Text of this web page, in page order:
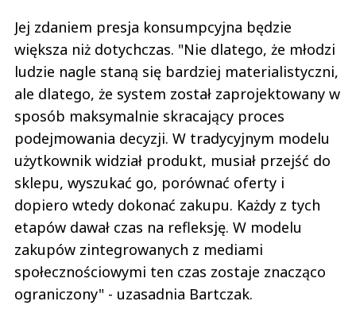
Jej zdaniem presja konsumpcyjna będzie
większa niż dotychczas. "Nie dlatego, że młodzi
ludzie nagle staną się bardziej materialistyczni,
ale dlatego, że system został zaprojektowany w
sposób maksymalnie skracający proces
podejmowania decyzji. W tradycyjnym modelu
użytkownik widział produkt, musiał przejść do
sklepu, wyszukać go, porównać oferty i
dopiero wtedy dokonać zakupu. Każdy z tych
etapów dawał czas na refleksję. W modelu
zakupów zintegrowanych z mediami
społecznościowymi ten czas zostaje znacząco
ograniczony" - uzasadnia Bartczak.